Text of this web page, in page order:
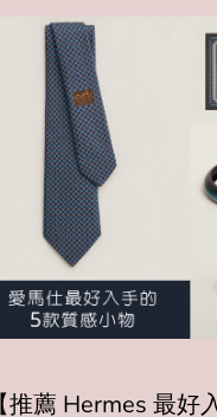
【推薦 Hermes 最好